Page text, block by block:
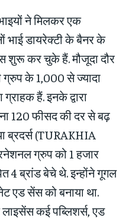
ने मिलकर एक
भाई डायरेक्टी के बैनर के
शुरू कर चुके हैं. मौजूदा दौर
ग्रुप के 1,000 से ज्यादा
हैं. इनके द्वारा
120 फीसद की दर से बढ़
ब्रदर्स (TURAKHIA
ग्रुप को 1 हजार
4 ब्रांड बेचे थे. इन्होंने गूगल
एड सेंस को बनाया था.
कई पब्लिशर्स, एड